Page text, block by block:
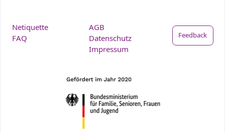
Netiquette
FAQ
AGB
Datenschutz
Impressum
Feedback